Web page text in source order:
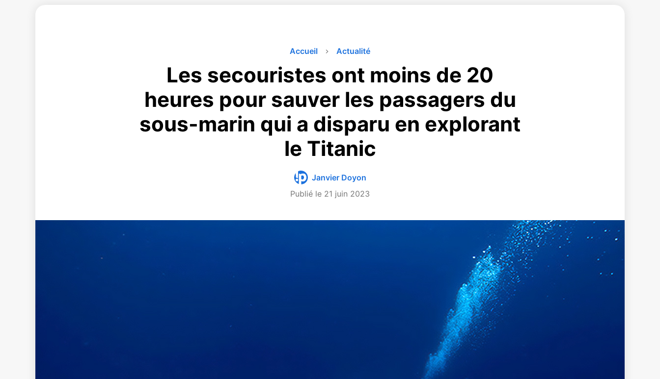
Accueil Actualité
Les secouristes ont moins de 20
heures pour sauver les passagers du
sous-marin qui a disparu en explorant
le Titanic
Janvier Doyon
Publié le 21 juin 2023